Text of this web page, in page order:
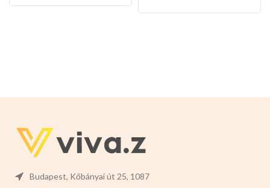
Budapest, Kőbányai út 25, 1087